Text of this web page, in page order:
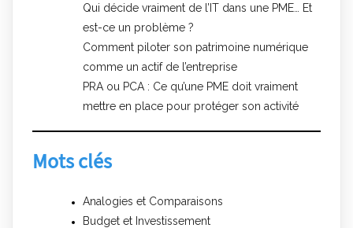
Qui décide vraiment de l’IT dans une PME… Et
est-ce un problème ?
Comment piloter son patrimoine numérique
comme un actif de l’entreprise
PRA ou PCA : Ce qu’une PME doit vraiment
mettre en place pour protéger son activité
Mots clés
Analogies et Comparaisons
Budget et Investissement